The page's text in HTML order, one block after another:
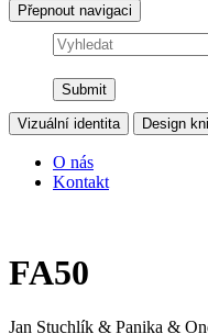
Přepnout navigaci
Vyhledat
Vizuální identita Design
O nás
Kontakt
FA50
Jan Stuchlík & Panika &